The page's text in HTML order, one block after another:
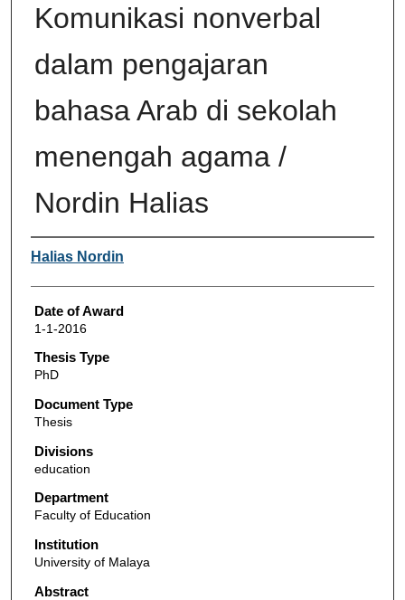
Komunikasi nonverbal
dalam pengajaran
bahasa Arab di sekolah
menengah agama /
Nordin Halias
Author
Halias Nordin
Date of Award
1-1-2016
Thesis Type
PhD
Document Type
Thesis
Divisions
education
Department
Faculty of Education
Institution
University of Malaya
Abstract